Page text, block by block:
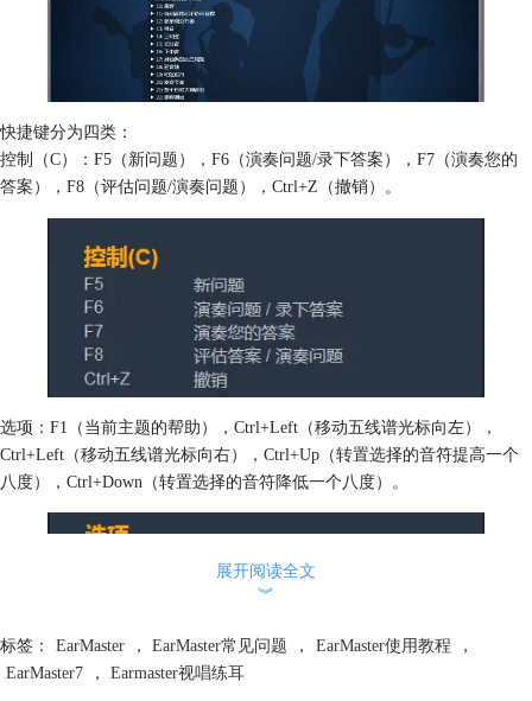
快捷键分为四类：
控制（C）：F5（新问题），F6（演奏问题/录下答案），F7（演奏您的
答案），F8（评估问题/演奏问题），Ctrl+Z（撤销）。
选项：F1（当前主题的帮助），Ctrl+Left（移动五线谱光标向左），
Ctrl+Left（移动五线谱光标向右），Ctrl+Up（转置选择的音符提高一个
八度），Ctrl+Down（转置选择的音符降低一个八度）。
展开阅读全文
︾
标签： EarMaster ， EarMaster常见问题 ， EarMaster使用教程
，
EarMaster7
， Earmaster视唱练耳